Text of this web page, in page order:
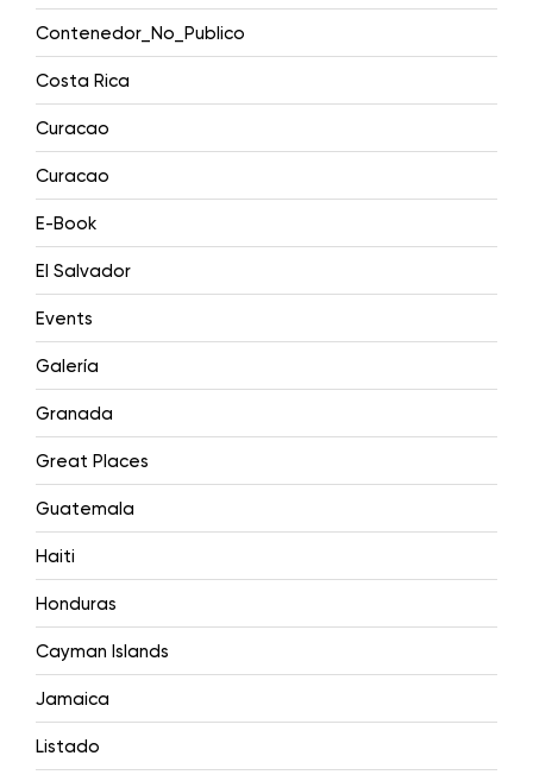
Contenedor_No_Publico
Costa Rica
Curacao
Curacao
E-Book
El Salvador
Events
Galería
Granada
Great Places
Guatemala
Haiti
Honduras
Cayman Islands
Jamaica
Listado